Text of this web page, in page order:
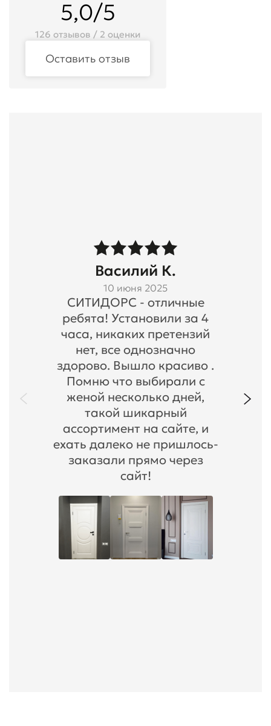
5,0/5
126 отзывов / 2 оценки
Оставить отзыв
Василий К.
10 июня 2025
СИТИДОРС - отличные
ребята! Установили за 4
часа, никаких претензий
нет, все однозначно
здорово. Вышло красиво .
Помню что выбирали с
женой несколько дней,
такой шикарный
ассортимент на сайте, и
ехать далеко не пришлось-
заказали прямо через
сайт!